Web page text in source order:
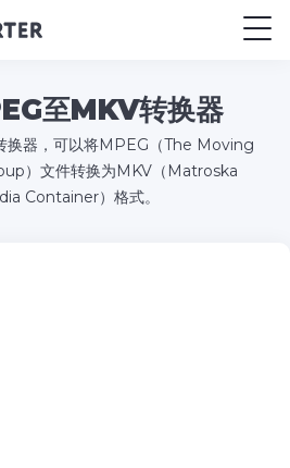
至MKV转换器
换器，可以将MPEG（The Moving
）文件转换为MKV（Matroska
Container）格式。